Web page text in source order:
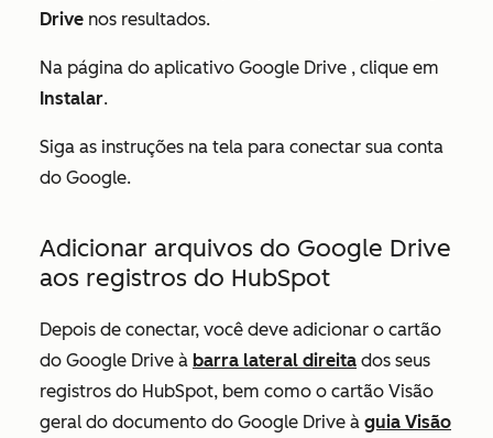
Drive nos resultados.
Na página do aplicativo Google Drive , clique em
Instalar.
Siga as instruções na tela para conectar sua conta
do Google.
Adicionar arquivos do Google Drive
aos registros do HubSpot
Depois de conectar, você deve adicionar o cartão
do Google Drive à barra lateral direita dos seus
registros do HubSpot, bem como o cartão Visão
geral do documento do Google Drive à guia Visão